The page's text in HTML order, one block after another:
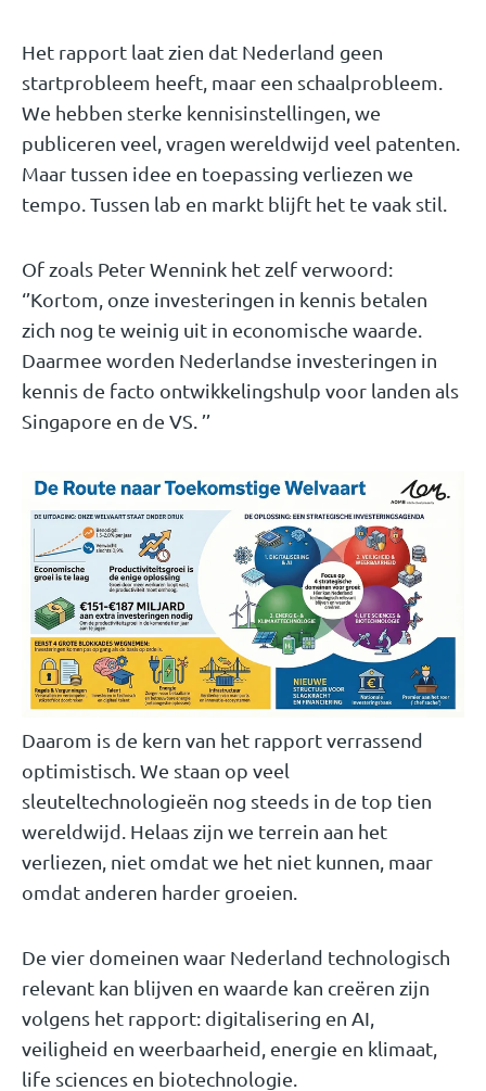
Het rapport laat zien dat Nederland geen
startprobleem heeft, maar een schaalprobleem.
We hebben sterke kennisinstellingen, we
publiceren veel, vragen wereldwijd veel patenten.
Maar tussen idee en toepassing verliezen we
tempo. Tussen lab en markt blijft het te vaak stil.
Of zoals Peter Wennink het zelf verwoord:
‘’Kortom, onze investeringen in kennis betalen
zich nog te weinig uit in economische waarde.
Daarmee worden Nederlandse investeringen in
kennis de facto ontwikkelingshulp voor landen als
Singapore en de VS. ’’
Daarom is de kern van het rapport verrassend
optimistisch. We staan op veel
sleuteltechnologieën nog steeds in de top tien
wereldwijd. Helaas zijn we terrein aan het
verliezen, niet omdat we het niet kunnen, maar
omdat anderen harder groeien.
De vier domeinen waar Nederland technologisch
relevant kan blijven en waarde kan creëren zijn
volgens het rapport: digitalisering en AI,
veiligheid en weerbaarheid, energie en klimaat,
life sciences en biotechnologie.